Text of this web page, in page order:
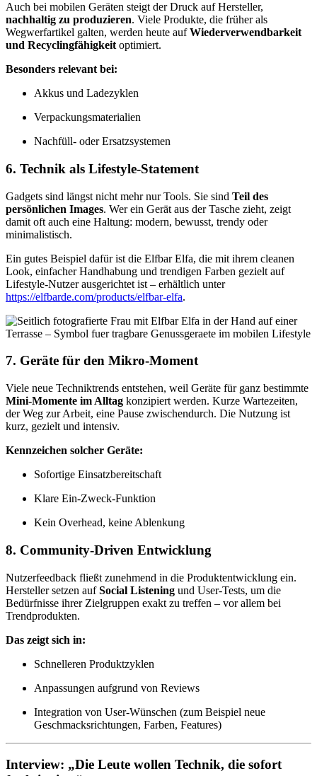
Auch bei mobilen Geräten steigt der Druck auf Hersteller,
nachhaltig zu produzieren. Viele Produkte, die früher als
Wegwerfartikel galten, werden heute aufWiederverwendbarkeit
und Recyclingfähigkeit optimiert.
Besonders relevant bei:
Akkus und Ladezyklen
Verpackungsmaterialien
Nachfüll- oder Ersatzsystemen
6. Technik als Lifestyle-Statement
Gadgets sind längst nicht mehr nur Tools. Sie sind Teil des
persönlichen Images. Wer ein Gerät aus der Tasche zieht, zeigt
damit oft auch eine Haltung: modern, bewusst, trendy oder
minimalistisch.
Ein gutes Beispiel dafür ist die Elfbar Elfa, die mit ihrem cleanen
Look, einfacher Handhabung und trendigen Farben gezielt auf
Lifestyle-Nutzer ausgerichtet ist – erhältlich unter
https://elfbarde.com/products/elfbar-elfa.
7. Geräte für den Mikro-Moment
Viele neue Techniktrends entstehen, weil Geräte für ganz bestimmte
Mini-Momente im Alltag konzipiert werden. Kurze Wartezeiten,
der Weg zur Arbeit, eine Pause zwischendurch. Die Nutzung ist
kurz, gezielt und intensiv.
Kennzeichen solcher Geräte:
Sofortige Einsatzbereitschaft
Klare Ein-Zweck-Funktion
Kein Overhead, keine Ablenkung
8. Community-Driven Entwicklung
Nutzerfeedback fließt zunehmend in die Produktentwicklung ein.
Hersteller setzen aufSocial Listening und User-Tests, um die
Bedürfnisse ihrer Zielgruppen exakt zu treffen – vor allem bei
Trendprodukten.
Das zeigt sich in:
Schnelleren Produktzyklen
Anpassungen aufgrund von Reviews
Integration von User-Wünschen (zum Beispiel neue
Geschmacksrichtungen, Farben, Features)
Interview: „Die Leute wollen Technik, die sofort